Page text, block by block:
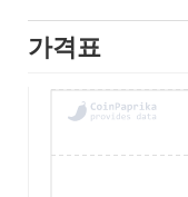
가격표